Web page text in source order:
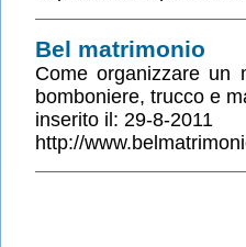
Bel matrimonio
Come organizzare un
bomboniere, trucco e
inserito il: 29-8-2011
http://